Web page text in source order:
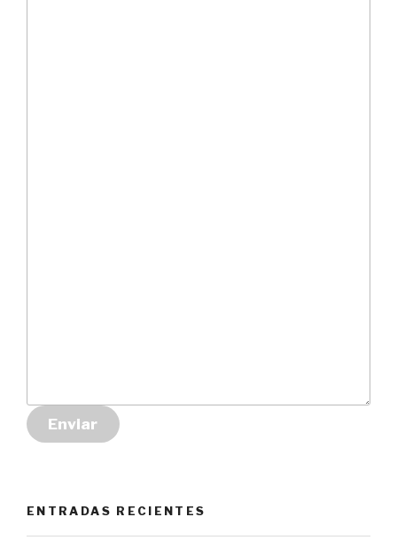
Enviar
ENTRADAS RECIENTES